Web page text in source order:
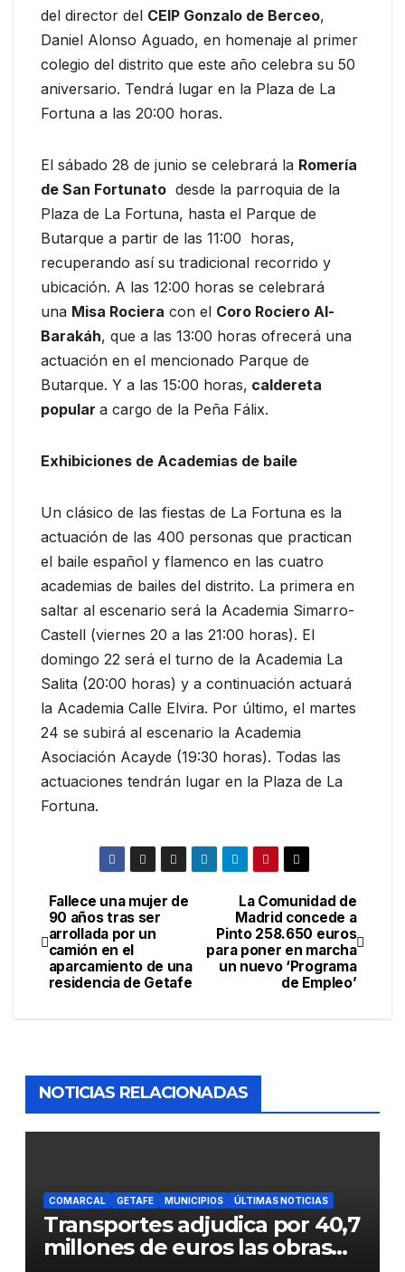
del director del CEIP Gonzalo de Berceo,
Daniel Alonso Aguado, en homenaje al primer
colegio del distrito que este año celebra su 50
aniversario. Tendrá lugar en la Plaza de La
Fortuna a las 20:00 horas.
El sábado 28 de junio se celebrará la Romería
de San Fortunato desde la parroquia de la
Plaza de La Fortuna, hasta el Parque de
Butarque a partir de las 11:00 horas,
recuperando así su tradicional recorrido y
ubicación. A las 12:00 horas se celebrará
una Misa Rociera con el Coro Rociero Al-
Barakáh, que a las 13:00 horas ofrecerá una
actuación en el mencionado Parque de
Butarque. Y a las 15:00 horas, caldereta
popular a cargo de la Peña Fálix.
Exhibiciones de Academias de baile
Un clásico de las fiestas de La Fortuna es la
actuación de las 400 personas que practican
el baile español y flamenco en las cuatro
academias de bailes del distrito. La primera en
saltar al escenario será la Academia Simarro-
Castell (viernes 20 a las 21:00 horas). El
domingo 22 será el turno de la Academia La
Salita (20:00 horas) y a continuación actuará
la Academia Calle Elvira. Por último, el martes
24 se subirá al escenario la Academia
Asociación Acayde (19:30 horas). Todas las
actuaciones tendrán lugar en la Plaza de La
Fortuna.
La Comunidad de
Madrid concede a
Pinto 258.650 euros
para poner en marcha
un nuevo ‘Programa
de Empleo’
Fallece una mujer de
90 años tras ser
arrollada por un
camión en el
aparcamiento de una
residencia de Getafe
NOTICIAS RELACIONADAS
COMARCAL GETAFE MUNICIPIOS ÚLTIMAS NOTICIAS
Transportes adjudica por 40,7
millones de euros las obras